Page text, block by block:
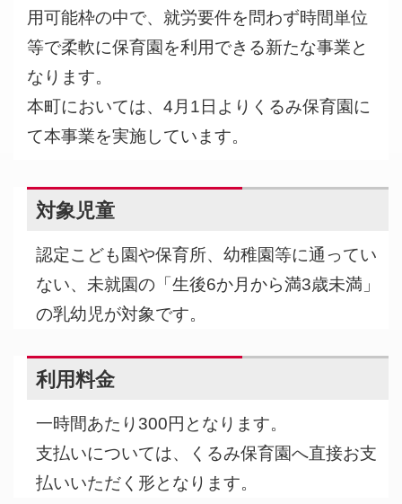
用可能枠の中で、就労要件を問わず時間単位
等で柔軟に保育園を利用できる新たな事業と
なります。
本町においては、4月1日よりくるみ保育園に
て本事業を実施しています。
対象児童
認定こども園や保育所、幼稚園等に通ってい
ない、未就園の「生後6か月から満3歳未満」
の乳幼児が対象です。
利用料金
一時間あたり300円となります。
支払いについては、くるみ保育園へ直接お支
払いいただく形となります。